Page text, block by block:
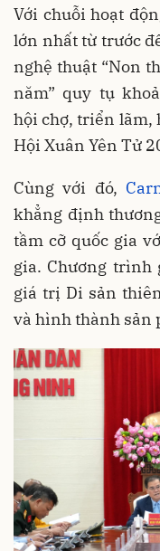
Với chuỗi hoạt
lớn nhất từ trước
nghệ thuật “Non
năm” quy tụ
hội chợ, triển lãm,
Hội Xuân Yên Tử
Cùng với đó,
khẳng định
tầm cỡ quốc gia
gia. Chương trình
giá trị Di sản
và hình thành sản